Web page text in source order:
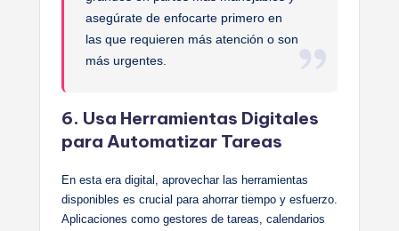
asegúrate de enfocarte primero en
las que requieren más atención o son
más urgentes.
6. Usa Herramientas Digitales
para Automatizar Tareas
En esta era digital, aprovechar las herramientas
disponibles es crucial para ahorrar tiempo y esfuerzo.
Aplicaciones como gestores de tareas, calendarios